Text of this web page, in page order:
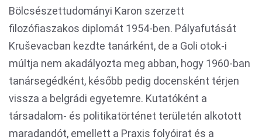
Bölcsészettudományi Karon szerzett
filozófiaszakos diplomát 1954-ben. Pályafutását
Kruševacban kezdte tanárként, de a Goli otok-i
múltja nem akadályozta meg abban, hogy 1960-ban
tanársegédként, később pedig docensként térjen
vissza a belgrádi egyetemre. Kutatóként a
társadalom- és politikatörténet területén alkotott
maradandót, emellett a Praxis folyóirat és a